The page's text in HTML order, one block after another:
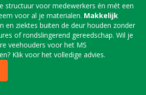
structuur voor medewerkers én mét een
voor al je materialen. Makkelijk
en ziektes buiten de deur houden zonder
of rondslingerend gereedschap. Wil je
veehouders voor het MS
Klik voor het volledige advies.